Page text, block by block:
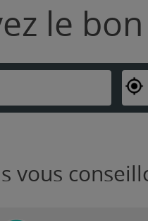
le
vous